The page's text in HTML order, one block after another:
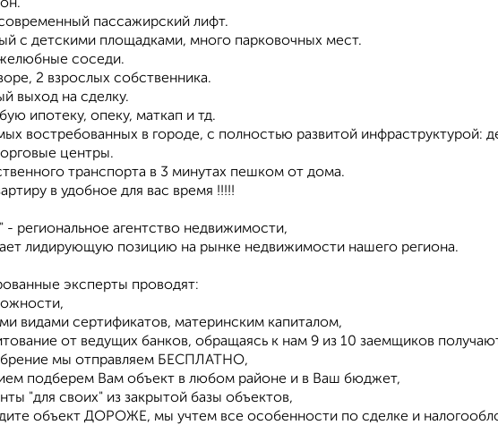
пассажирский лифт.
с детскими площадками, много парковочных мест.
соседи.
2 взрослых собственника.
выход на сделку.
ипотеку, опеку, маткап и тд.
востребованных в городе, с полностью развитой инфраструктурой:
центры.
транспорта в 3 минутах пешком от дома.
в удобное для вас время !!!!!
региональное агентство недвижимости,
лидирующую позицию на рынке недвижимости нашего региона.
эксперты проводят:
видами сертификатов, материнским капиталом,
от ведущих банков, обращаясь к нам 9 из 10 заемщиков
мы отправляем БЕСПЛАТНО,
подберем Вам объект в любом районе и в Ваш бюджет,
"для своих" из закрытой базы объектов,
объект ДОРОЖЕ, мы учтем все особенности по сделке и